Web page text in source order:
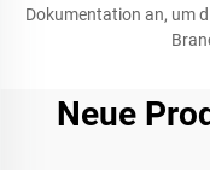
Dokumentation an, um
Neue